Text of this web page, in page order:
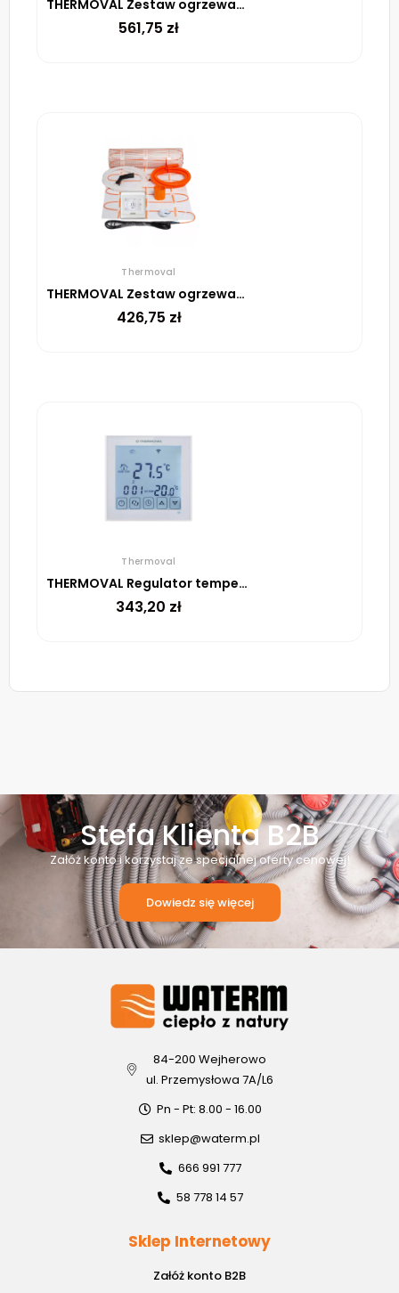
THERMOVAL Zestaw ogrzewania podłogowego – mata TV TO 2,5m² 170W/m² regulator TT 16 biały
561,75 zł
Thermoval
THERMOVAL Zestaw ogrzewania podłogowego – mata TV TO 1,5m² 170W/m² regulator TT 16 biały426,75
426,75 zł
Thermoval
THERMOVAL Regulator temperatury TVT 31 WiFi Biały
343,20 zł
Stefa Klienta B2B
Załóż konto i korzystaj ze specjalnej oferty cenowej!
Dowiedz się więcej
84-200 Wejherowo
ul. Przemysłowa 7A/L6
Pn - Pt: 8.00 - 16.00
sklep@waterm.pl
666 991 777
58 778 14 57
Sklep Internetowy
Załóż konto B2B